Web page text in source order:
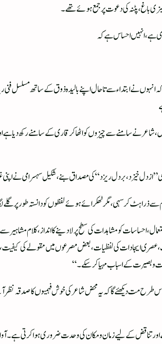
باغ، پٹنہ کی دعوت پر جمع ہوئے تھے۔
ہے، انہیں احساس ہے کہ
نے ابتداء سے تا حال اپنے بالیدہ ذوق کے ساتھ مسلسل
شاعر نے سامنے سے چیزوں کو اٹھا کر قاری کے سامنے رکھ
دل خیزد، بر دل ریزد“ کی مصداق بنے، شکیل سہسرامی نے
ہٹ کر سہی، مگر ٹھکرائے ہوئے لفظوں کو دانستہ طور پر گلے
کو مشاہدات کی سطح پر لا دینے کا انداز، کلام مشاہیر
ایجادات کی لفظیات، بعض مصرعوں میں مقولے کی کیفیت،
و بصیرت کے اسباب مہیا کر سکے۔“
کر اس طرح مت دیکھئے گا کہ یہ محض شاعرکی خوش فہمیوں کا
اور تناقض کے لیے زمان و مکان کی وحدت ضروری ہوا کرتی ہے۔